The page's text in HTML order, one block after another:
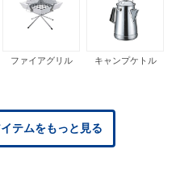
ファイアグリル キャンプケトル
テムをもっと見る